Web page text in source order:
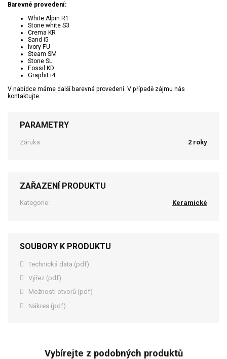
Barevné provedení:
White Alpin R1
Stone white S3
Crema KR
Sand i5
Ivory FU
Steam SM
Stone SL
Fossil KD
Graphit i4
V nabídce máme další barevná provedení. V případě zájmu nás
kontaktujte.
PARAMETRY
Záruka: 2 roky
ZAŘAZENÍ PRODUKTU
Kategorie: Keramické
SOUBORY K PRODUKTU
Technická data (pdf)
Výřez (pdf)
Možnosti otvorů (pdf)
Nákres (pdf)
Vybírejte z podobných produktů